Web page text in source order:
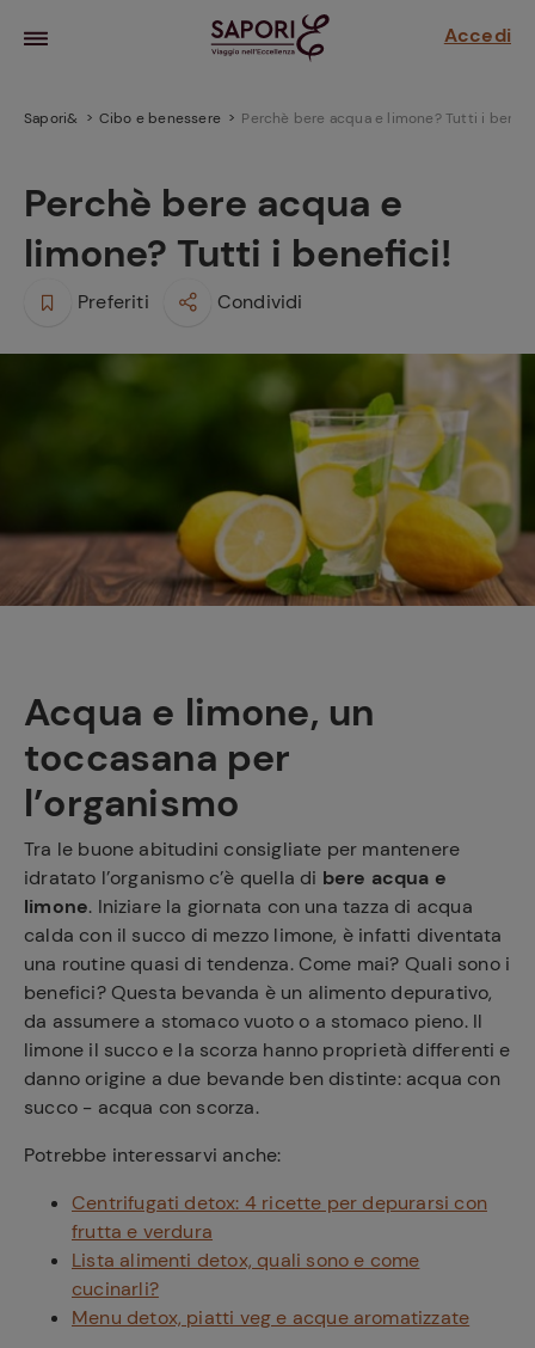
Accedi
Sapori& Cibo e benessere Perchè bere acqua e limone? Tutti i
Perchè bere acqua e
limone? Tutti i benefici!
Preferiti Condividi
Acqua e limone, un
toccasana per
l’organismo
Tra le buone abitudini consigliate per mantenere
idratato l’organismo c’è quella di bere acqua e
limone. Iniziare la giornata con una tazza di acqua
calda con il succo di mezzo limone, è infatti diventata
una routine quasi di tendenza. Come mai? Quali sono i
benefici? Questa bevanda è un alimento depurativo,
da assumere a stomaco vuoto o a stomaco pieno. Il
limone il succo e la scorza hanno proprietà differenti e
danno origine a due bevande ben distinte: acqua con
succo - acqua con scorza.
Potrebbe interessarvi anche:
Centrifugati detox: 4 ricette per depurarsi con
frutta e verdura
Lista alimenti detox, quali sono e come
cucinarli?
Menu detox, piatti veg e acque aromatizzate